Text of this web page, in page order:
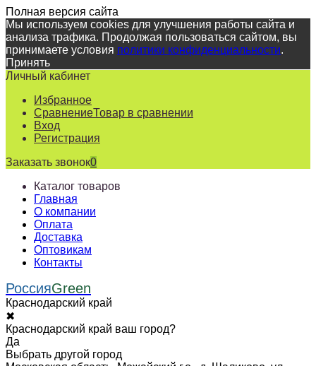
Полная версия сайта
Мы используем cookies для улучшения работы сайта и
анализа трафика. Продолжая пользоваться сайтом, вы
принимаете условия политики конфиденциальности.
Принять
Личный кабинет
Избранное
СравнениеТовар в сравнении
Вход
Регистрация
Заказать звонок0
Каталог товаров
Главная
О компании
Оплата
Доставка
Оптовикам
Контакты
РоссияGreen
Краснодарский край
✖
Краснодарский край ваш город?
Да
Выбрать другой город